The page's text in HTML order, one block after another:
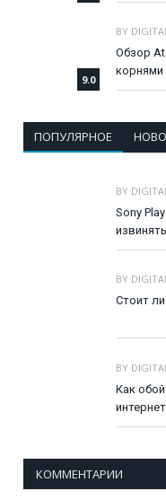
9.0
BY
Обзор
корнями
ПОПУЛЯРНОЕ
BY
Sony
BY
Стоит
BY
Как
КОММЕНТАРИИ